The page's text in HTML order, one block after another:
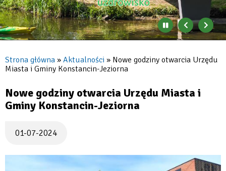
Zatrzymaj
automatyczne
się
banerów
Poprzedni
bannerbaner
Ścieżka
Strona główna Aktualności
Nowe godziny otwarcia Urzędu
Miasta i Gminy Konstancin-Jeziorna
Nowe godziny otwarcia Urzędu Miasta i
Gminy Konstancin-Jeziorna
01-07-2024